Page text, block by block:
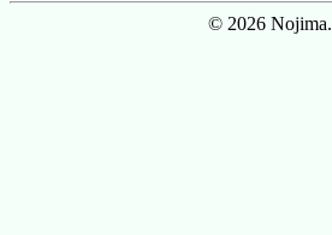
© 2026 Nojima.